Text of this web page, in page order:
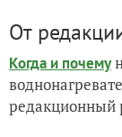
От
Когда и почему
редакционный